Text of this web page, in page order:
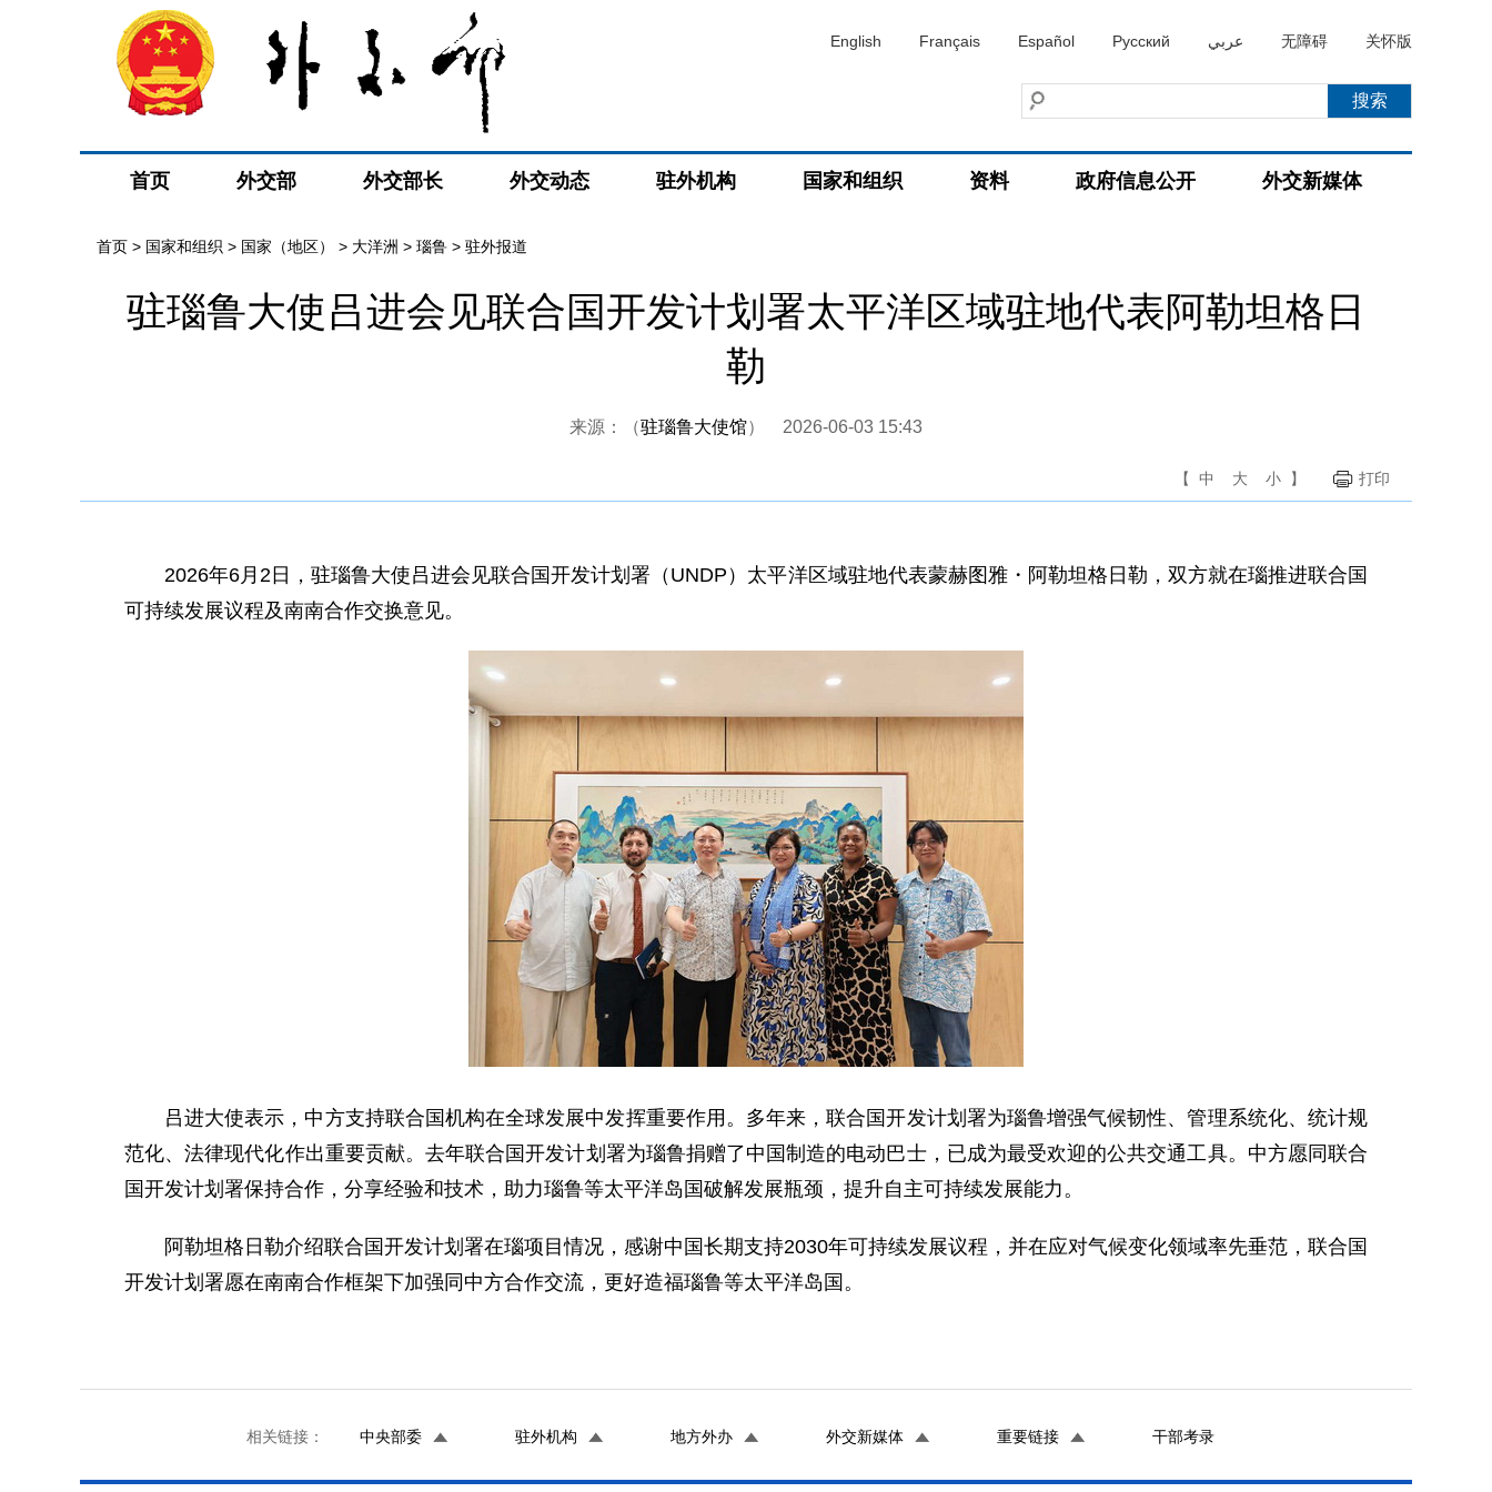
English Français Español Русский عربي 无障碍 关怀版
首页 外交部 外交部长 外交动态 驻外机构 国家和组织 资料 政府信息公开 外交新媒体
首页 > 国家和组织 > 国家（地区） > 大洋洲 > 瑙鲁 > 驻外报道
驻瑙鲁大使吕进会见联合国开发计划署太平洋区域驻地代表阿勒坦格日
勒
来源：（驻瑙鲁大使馆） 2026-06-03 15:43
【 中 大 小 】 打印
2026年6月2日，驻瑙鲁大使吕进会见联合国开发计划署（UNDP）太平洋区域驻地代表蒙赫图雅・阿勒坦格日勒，双方就在瑙推进联合国
可持续发展议程及南南合作交换意见。
吕进大使表示，中方支持联合国机构在全球发展中发挥重要作用。多年来，联合国开发计划署为瑙鲁增强气候韧性、管理系统化、统计规
范化、法律现代化作出重要贡献。去年联合国开发计划署为瑙鲁捐赠了中国制造的电动巴士，已成为最受欢迎的公共交通工具。中方愿同联合
国开发计划署保持合作，分享经验和技术，助力瑙鲁等太平洋岛国破解发展瓶颈，提升自主可持续发展能力。
阿勒坦格日勒介绍联合国开发计划署在瑙项目情况，感谢中国长期支持2030年可持续发展议程，并在应对气候变化领域率先垂范，联合国
开发计划署愿在南南合作框架下加强同中方合作交流，更好造福瑙鲁等太平洋岛国。
相关链接： 中央部委 驻外机构 地方外办 外交新媒体 重要链接 干部考录